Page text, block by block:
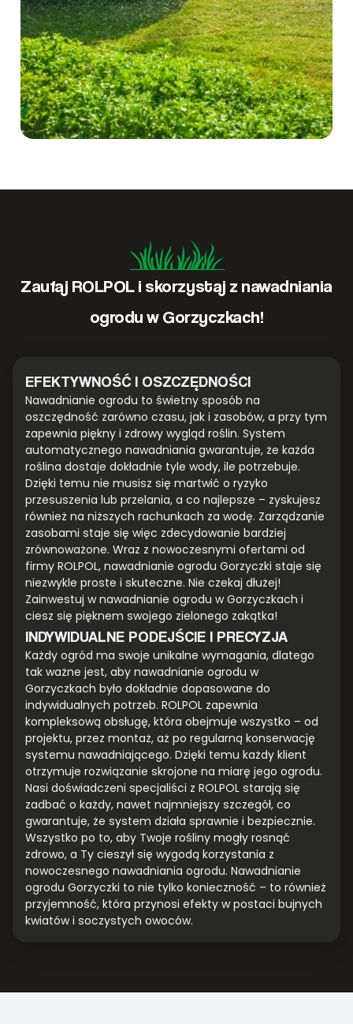
Zaufaj ROLPOL i skorzystaj z nawadniania
ogrodu w Gorzyczkach!
EFEKTYWNOŚĆ I OSZCZĘDNOŚCI
Nawadnianie ogrodu to świetny sposób na
oszczędność zarówno czasu, jak i zasobów, a przy tym
zapewnia piękny i zdrowy wygląd roślin. System
automatycznego nawadniania gwarantuje, że każda
roślina dostaje dokładnie tyle wody, ile potrzebuje.
Dzięki temu nie musisz się martwić o ryzyko
przesuszenia lub przelania, a co najlepsze – zyskujesz
również na niższych rachunkach za wodę. Zarządzanie
zasobami staje się więc zdecydowanie bardziej
zrównoważone. Wraz z nowoczesnymi ofertami od
firmy ROLPOL, nawadnianie ogrodu Gorzyczki staje się
niezwykle proste i skuteczne. Nie czekaj dłużej!
Zainwestuj w nawadnianie ogrodu w Gorzyczkach i
ciesz się pięknem swojego zielonego zakątka!
INDYWIDUALNE PODEJŚCIE I PRECYZJA
Każdy ogród ma swoje unikalne wymagania, dlatego
tak ważne jest, aby nawadnianie ogrodu w
Gorzyczkach było dokładnie dopasowane do
indywidualnych potrzeb. ROLPOL zapewnia
kompleksową obsługę, która obejmuje wszystko – od
projektu, przez montaż, aż po regularną konserwację
systemu nawadniającego. Dzięki temu każdy klient
otrzymuje rozwiązanie skrojone na miarę jego ogrodu.
Nasi doświadczeni specjaliści z ROLPOL starają się
zadbać o każdy, nawet najmniejszy szczegół, co
gwarantuje, że system działa sprawnie i bezpiecznie.
Wszystko po to, aby Twoje rośliny mogły rosnąć
zdrowo, a Ty cieszył się wygodą korzystania z
nowoczesnego nawadniania ogrodu. Nawadnianie
ogrodu Gorzyczki to nie tylko konieczność – to również
przyjemność, która przynosi efekty w postaci bujnych
kwiatów i soczystych owoców.